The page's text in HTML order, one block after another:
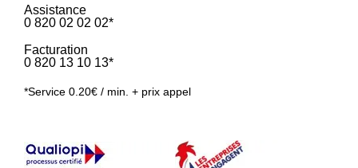
Assistance
0 820 02 02 02*
Facturation
0 820 13 10 13*
*Service 0.20€ / min. + prix appel